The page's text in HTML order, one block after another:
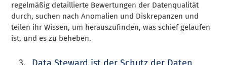
regelmäßig detaillierte Bewertungen der Datenqualität
durch, suchen nach Anomalien und Diskrepanzen und
teilen ihr Wissen, um herauszufinden, was schief gelaufen
ist, und es zu beheben.